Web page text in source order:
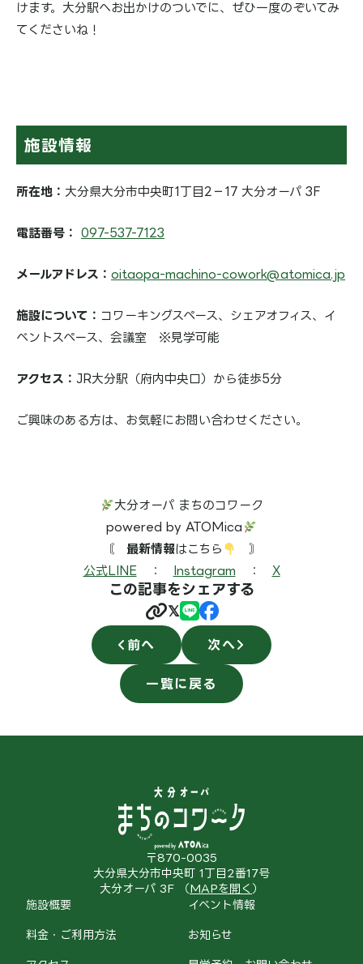
けます。大分駅へお出かけのついでに、ぜひ一度のぞいてみ
てくださいね！
施設情報
所在地： 大分県大分市中央町1丁目2−17 大分オーパ 3F
電話番号： 097-537-7123
メールアドレス： oitaopa-machino-cowork@atomica.jp
施設について： コワーキングスペース、シェアオフィス、イ
ベントスペース、会議室 ※見学可能
アクセス： JR大分駅（府内中央口）から徒歩5分
ご興味のある方は、お気軽にお問い合わせください。
大分オーパ まちのコワーク
powered by ATOMica
〘 最新情報はこちら ️〙
公式LINE： Instagram ： X
この記事をシェアする
𝕏
前へ 次へ
一覧に戻る
〒870-0035
大分県大分市中央町 1丁目2番17号
大分オーパ 3F （MAPを開く ）
施設概要
イベント情報
料金・ご利用方法 お知らせ